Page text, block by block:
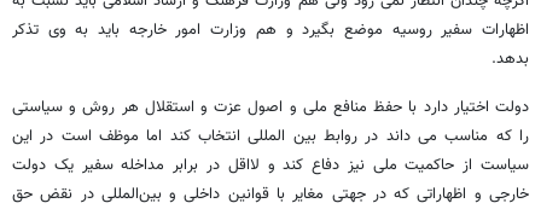
اظهارات سفیر روسیه موضع بگیرد و هم وزارت امور خارجه باید به وی تذکر
بدهد.
دولت اختیار دارد با حفظ منافع ملی و اصول عزت و استقلال هر روش و سیاستی
را که مناسب می داند در روابط بین المللی انتخاب کند اما موظف است در این
سیاست از حاکمیت ملی نیز دفاع کند و لااقل در برابر مداخله سفیر یک دولت
خارجی و اظهاراتی که در جهتی مغایر با قوانین داخلی و بین‌المللی در نقض حق